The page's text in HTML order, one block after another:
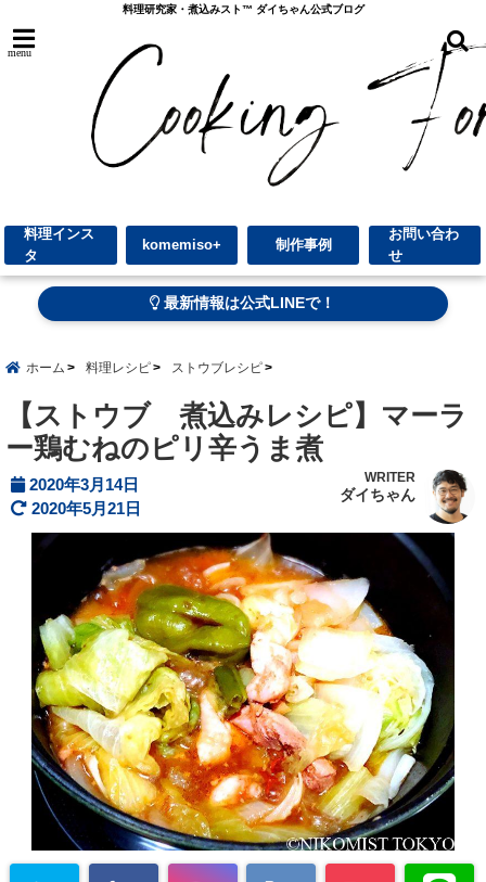
料理研究家・煮込みスト™︎ ダイちゃん公式ブログ
menu
料理インス
タ
komemiso+ 制作事例
お問い合わ
せ
最新情報は公式LINEで！
ホーム 料理レシピ ストウブレシピ
【ストウブ 煮込みレシピ】マーラ
ー鶏むねのピリ辛うま煮
2020年3月14日
2020年5月21日
WRITER
ダイちゃん